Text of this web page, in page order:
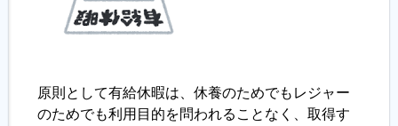
原則として有給休暇は、休養のためでもレジャー
のためでも利用目的を問われることなく、取得す